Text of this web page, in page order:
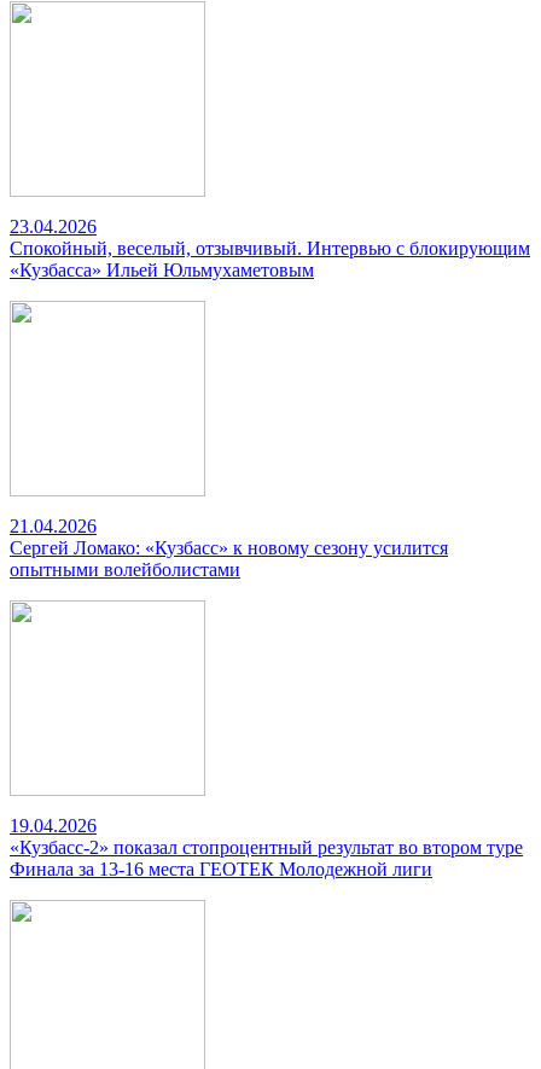
23.04.2026
Спокойный, веселый, отзывчивый. Интервью с блокирующим
«Кузбасса» Ильей Юльмухаметовым
21.04.2026
Сергей Ломако: «Кузбасс» к новому сезону усилится
опытными волейболистами
19.04.2026
«Кузбасс-2» показал стопроцентный результат во втором туре
Финала за 13-16 места ГЕОТЕК Молодежной лиги